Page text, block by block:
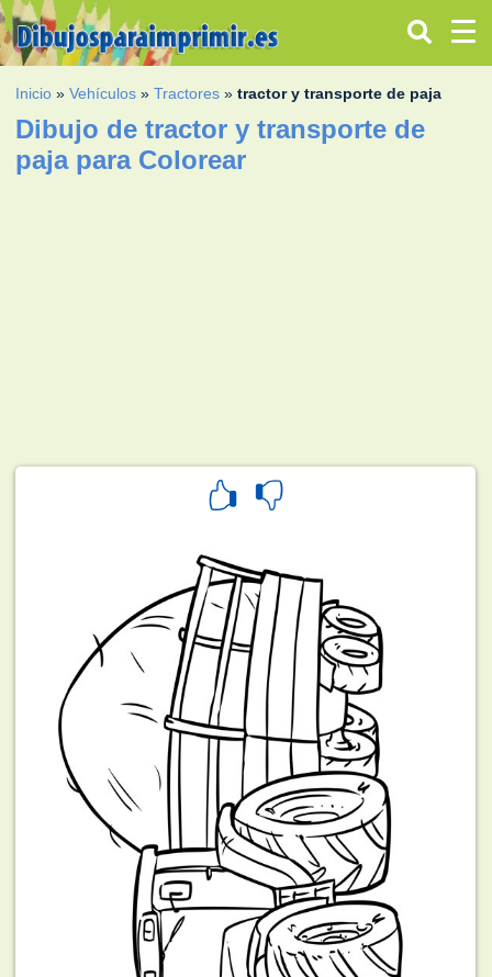
Inicio »Vehículos »Tractores »tractor y transporte de paja
Dibujo de tractor y transporte de
paja para Colorear